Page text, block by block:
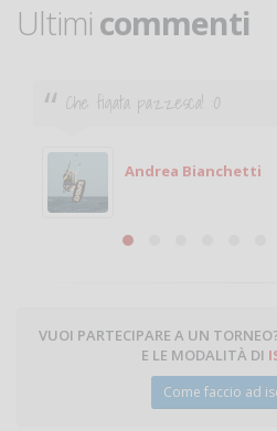
Ultimi commenti
Ciao. Sono a Treviglio da poco e
giocare. Se sei in zona e puoi
Michele
Michele Miglionico
VUOI PARTECIPARE A UN
E LE MODALITÀ DI
Come faccio ad